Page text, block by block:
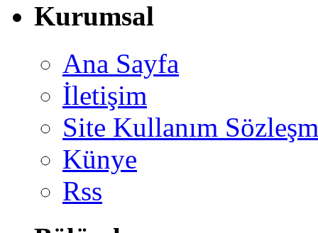
Kurumsal
Ana Sayfa
İletişim
Site Kullanım
Künye
Rss